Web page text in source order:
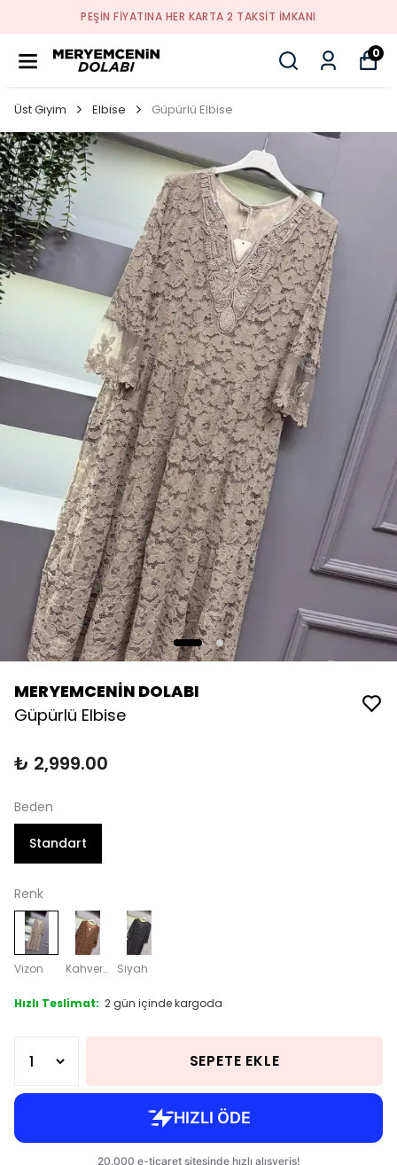
PEŞİN FİYATINA HER KARTA 2 TAKSİT İMKANI
0
Üst Giyim Elbise Güpürlü Elbise
MERYEMCENİN DOLABI
Güpürlü Elbise
₺ 2,999.00
Beden
Standart
Renk
Vizon Kahverengi Siyah
Hızlı Teslimat: 2 gün içinde kargoda
SEPETE EKLE